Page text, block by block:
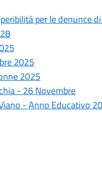
per le denunce
2025
2025
- 26 Novembre
- Anno Educativo